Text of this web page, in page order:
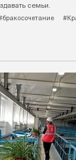
семьи.